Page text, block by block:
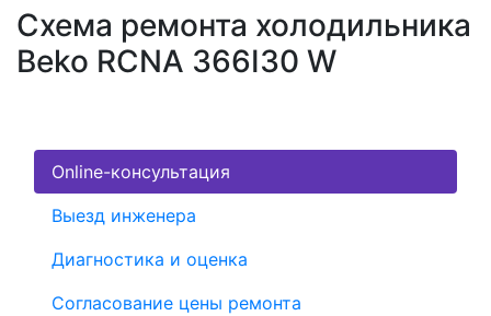
Схема ремонта холодильника
Beko RCNA 366I30 W
Online-консультация
Выезд инженера
Диагностика и оценка
Согласование цены ремонта